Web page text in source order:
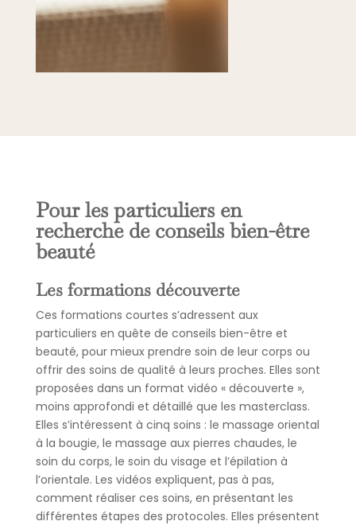
Pour les particuliers en
recherche de conseils bien-être
beauté
Les formations découverte
Ces formations courtes s’adressent aux
particuliers en quête de conseils bien-être et
beauté, pour mieux prendre soin de leur corps ou
offrir des soins de qualité à leurs proches. Elles sont
proposées dans un format vidéo « découverte »,
moins approfondi et détaillé que les masterclass.
Elles s’intéressent à cinq soins : le massage oriental
à la bougie, le massage aux pierres chaudes, le
soin du corps, le soin du visage et l’épilation à
l’orientale. Les vidéos expliquent, pas à pas,
comment réaliser ces soins, en présentant les
différentes étapes des protocoles. Elles présentent